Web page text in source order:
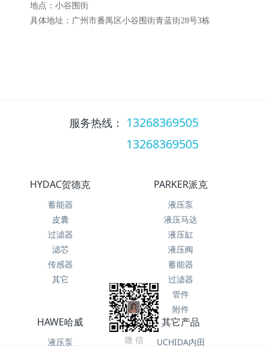
地点：小谷围街
具体地址：广州市番禺区小谷围街青蓝街28号3栋
服务热线： 13268369505
13268369505
HYDAC贺德克
蓄能器
皮囊
过滤器
滤芯
传感器
其它
PARKER派克
液压泵
液压马达
液压缸
液压阀
蓄能器
过滤器
管件
附件
HAWE哈威
液压泵
其它产品
UCHIDA内田
微 信